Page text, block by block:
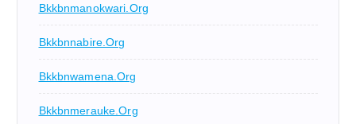
Bkkbnmanokwari.org
Bkkbnnabire.org
Bkkbnwamena.org
Bkkbnmerauke.org